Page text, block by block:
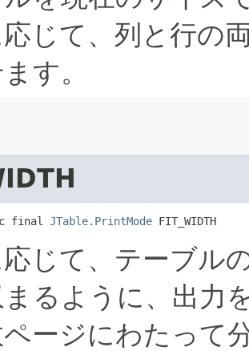
じて、列と行の
す。
final JTable.PrintMode FIT_WIDTH
じて、テーブル
るように、出力
ージにわたって